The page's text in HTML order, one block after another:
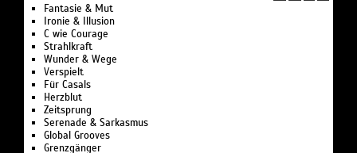
Fantasie & Mut
Ironie & Illusion
C wie Courage
Strahlkraft
Wunder & Wege
Verspielt
Für Casals
Herzblut
Zeitsprung
Serenade & Sarkasmus
Global Grooves
Grenzgänger